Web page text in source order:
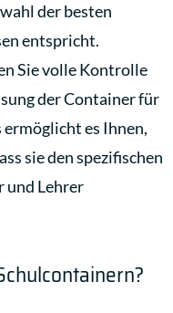
der besten
entspricht.
Sie volle Kontrolle
der Container für
ermöglicht es Ihnen,
sie den spezifischen
und Lehrer